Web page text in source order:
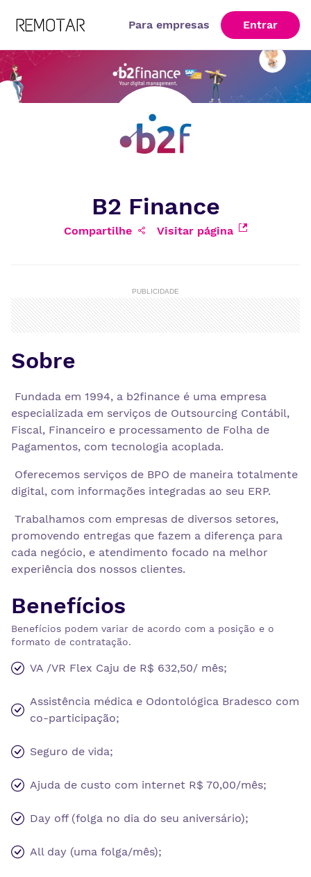
Para empresas Entrar
B2 Finance
Compartilhe Visitar página
PUBLICIDADE
Sobre
Fundada em 1994, a b2finance é uma empresa
especializada em serviços de Outsourcing Contábil,
Fiscal, Financeiro e processamento de Folha de
Pagamentos, com tecnologia acoplada.
Oferecemos serviços de BPO de maneira totalmente
digital, com informações integradas ao seu ERP.
Trabalhamos com empresas de diversos setores,
promovendo entregas que fazem a diferença para
cada negócio, e atendimento focado na melhor
experiência dos nossos clientes.
Benefícios
Benefícios podem variar de acordo com a posição e o
formato de contratação.
VA /VR Flex Caju de R$ 632,50/ mês;
Assistência médica e Odontológica Bradesco com
co-participação;
Seguro de vida;
Ajuda de custo com internet R$ 70,00/mês;
Day off (folga no dia do seu aniversário);
All day (uma folga/mês);